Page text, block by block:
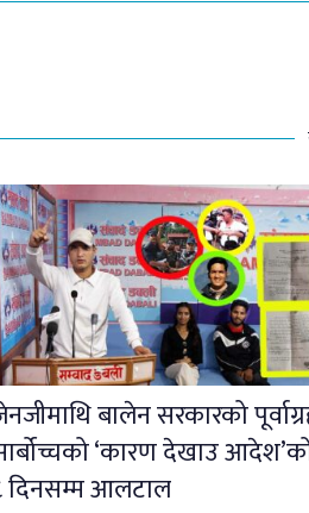
बालेन सरकारको
‘कारण देखाउ
दिनसम्म आलटाल